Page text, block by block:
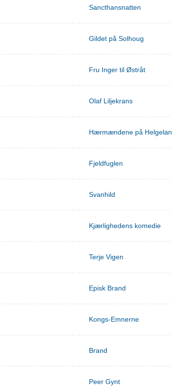
Sancthansnatten
Gildet på Solhoug
Fru Inger til Østråt
Olaf Liljekrans
Hærmændene på
Fjeldfuglen
Svanhild
Kjærlighedens komedie
Terje Vigen
Episk Brand
Kongs-Emnerne
Brand
Peer Gynt